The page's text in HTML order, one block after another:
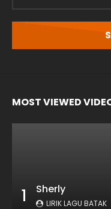
MOST VIEWED
1 Sherly
LIRIK LAGU BATAK